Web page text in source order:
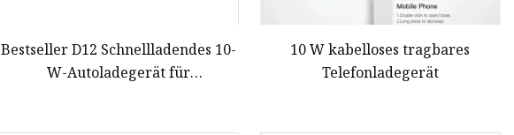
Bestseller D12 Schnellladendes 10-
W-Autoladegerät für
10 W kabelloses tragbares
Telefonladegerät